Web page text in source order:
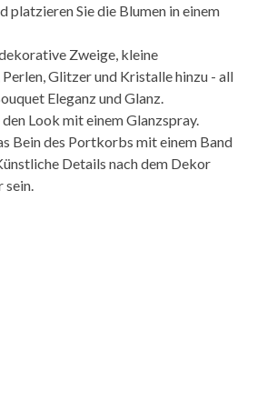
platzieren Sie die Blumen in einem
Zweige, kleine
Glitzer und Kristalle hinzu - all
Eleganz und Glanz.
Look mit einem Glanzspray.
Bein des Portkorbs mit einem Band
Details nach dem Dekor